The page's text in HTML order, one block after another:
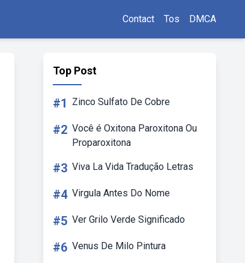
Contact Tos DMCA
Top Post
#1 Zinco Sulfato De Cobre
#2 Você é Oxitona Paroxitona Ou
Proparoxitona
#3 Viva La Vida Tradução Letras
#4 Virgula Antes Do Nome
#5 Ver Grilo Verde Significado
#6 Venus De Milo Pintura